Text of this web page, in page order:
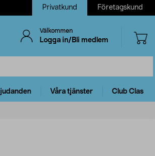
Privatkund Företagskund
Välkommen
Logga in/Bli medlem
Våra tjänster Club Clas